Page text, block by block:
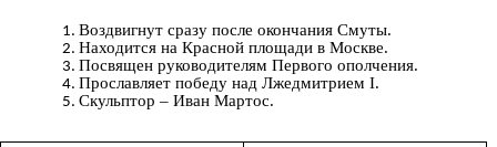
Воздвигнут сразу после окончания Смуты.
Находится на Красной площади в Москве.
Посвящен руководителям Первого ополчения.
Прославляет победу над Лжедмитрием I.
Скульптор – Иван Мартос.